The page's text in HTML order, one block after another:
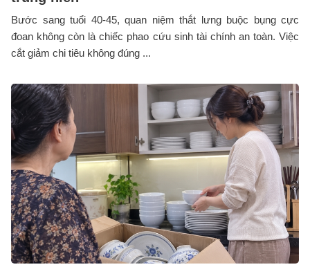
Bước sang tuổi 40-45, quan niệm thắt lưng buộc bụng cực
đoan không còn là chiếc phao cứu sinh tài chính an toàn. Việc
cắt giảm chi tiêu không đúng ...